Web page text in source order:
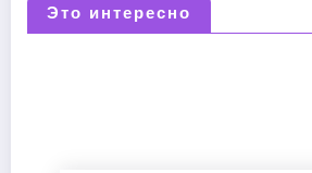
Это интересно